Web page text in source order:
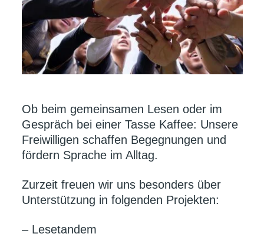
Ob beim gemeinsamen Lesen oder im
Gespräch bei einer Tasse Kaffee: Unsere
Freiwilligen schaffen Begegnungen und
fördern Sprache im Alltag.
Zurzeit freuen wir uns besonders über
Unterstützung in folgenden Projekten:
– Lesetandem